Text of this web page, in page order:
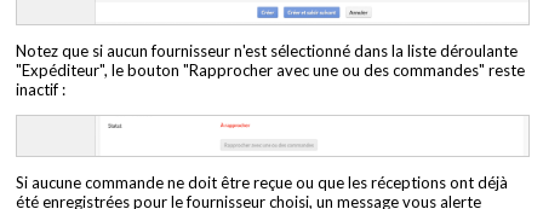
Notez que si aucun fournisseur n'est sélectionné dans la liste déroulante
"Expéditeur", le bouton "Rapprocher avec une ou des commandes" reste
inactif :
Si aucune commande ne doit être reçue ou que les réceptions ont déjà
été enregistrées pour le fournisseur choisi, un message vous alerte